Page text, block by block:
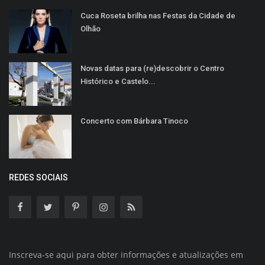
Cuca Roseta brilha nas Festas da Cidade de
Olhão
Novas datas para (re)descobrir o Centro
Histórico e Castelo...
Concerto com Bárbara Tinoco
REDES SOCIAIS
Inscreva-se aqui para obter informações e atualizações em